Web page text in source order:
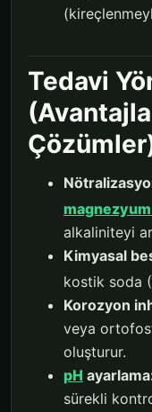
Tedavi
alkaliniteyi
Kimyasal
kostik soda
Korozyon
veya
oluşturur.
pH
sürekli